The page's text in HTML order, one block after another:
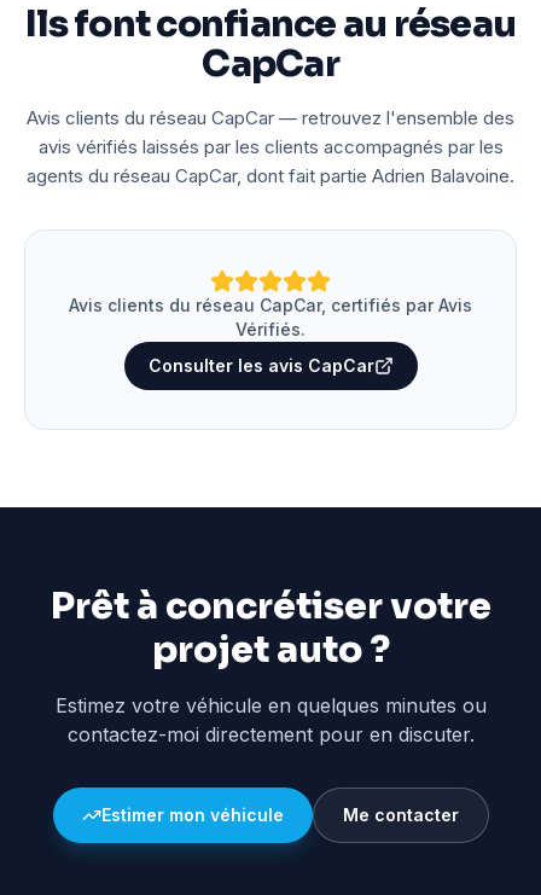
Ils font confiance au réseau
CapCar
Avis clients du réseau CapCar — retrouvez l'ensemble des
avis vérifiés laissés par les clients accompagnés par les
agents du réseau CapCar, dont fait partie Adrien Balavoine.
Avis clients du réseau CapCar, certifiés par Avis
Vérifiés.
Consulter les avis CapCar
Prêt à concrétiser votre
projet auto ?
Estimez votre véhicule en quelques minutes ou
contactez-moi directement pour en discuter.
Estimer mon véhicule Me contacter